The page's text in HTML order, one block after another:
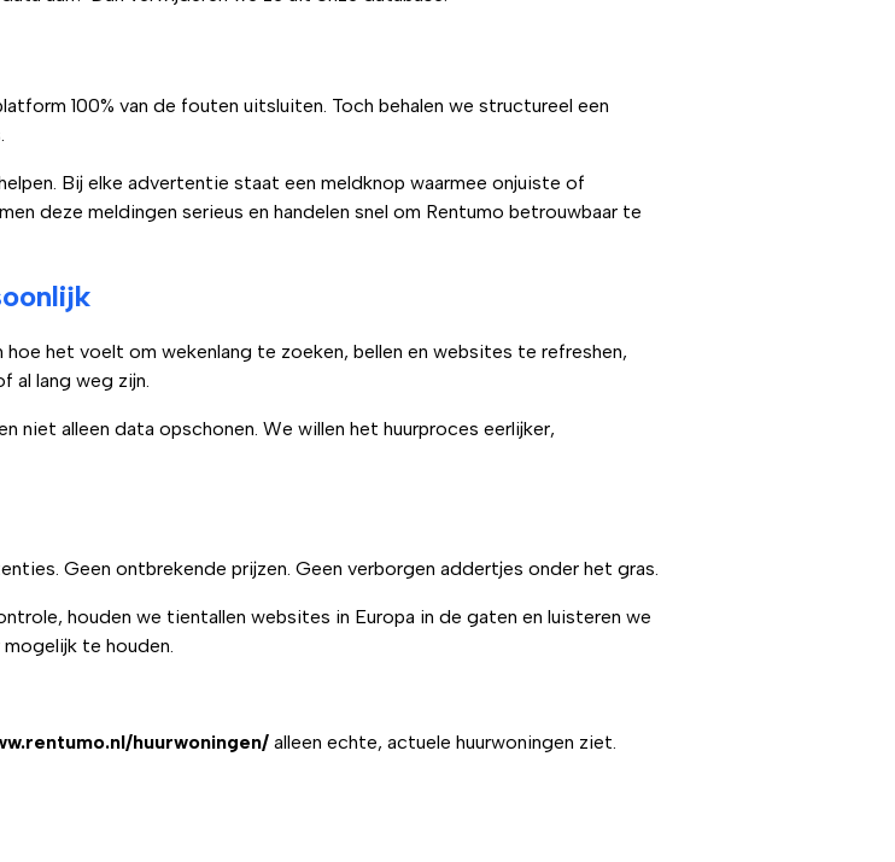
100% van de fouten uitsluiten. Toch behalen we structureel een
Bij elke advertentie staat een meldknop waarmee onjuiste of
deze meldingen serieus en handelen snel om Rentumo betrouwbaar te
het voelt om wekenlang te zoeken, bellen en websites te refreshen,
al lang weg zijn.
alleen data opschonen. We willen het huurproces eerlijker,
Geen ontbrekende prijzen. Geen verborgen addertjes onder het gras.
houden we tientallen websites in Europa in de gaten en luisteren we
te houden.
huurwoningen/ alleen echte, actuele huurwoningen ziet.